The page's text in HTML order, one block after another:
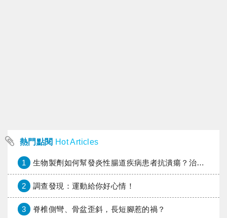
熱門點閱 Hot Articles
1 生物製劑如何幫發炎性腸道疾病患者抗潰瘍？治療進展與健保給付困境一次看
2 調查發現：運動給你好心情！
3 脊椎側彎、骨盆歪斜，長短腳惹的禍？